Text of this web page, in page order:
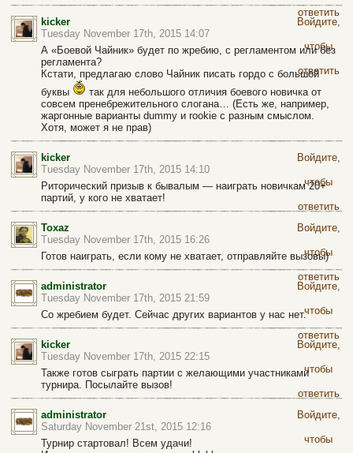
ответить
kicker
Tuesday November 17th, 2015 14:07
Войдите,
чтобы
ответить
А «Боевой Чайник» будет по жребию, с регламентом или без
регламента?
Кстати, предлагаю слово Чайник писать гордо с большой
буквы
так для небольшого отличия боевого новичка от
совсем пренебрежительного слогана… (Есть же, например,
жаргонные варианты dummy и rookie с разным смыслом.
Хотя, может я не прав)
kicker
Tuesday November 17th, 2015 14:10
Войдите,
чтобы
ответить
Риторический призыв к бывалым — наиграть новичкам 20+
партий, у кого не хватает!
Toxaz
Tuesday November 17th, 2015 16:26
Войдите,
чтобы
ответить
Готов наиграть, если кому не хватает, отправляйте вызовы)
administrator
Tuesday November 17th, 2015 21:59
Войдите,
чтобы
ответить
Со жребием будет. Сейчас других вариантов у нас нет.
kicker
Tuesday November 17th, 2015 22:15
Войдите,
чтобы
ответить
Также готов сыграть партии с желающими участниками
турнира. Посылайте вызов!
administrator
Saturday November 21st, 2015 12:16
Войдите,
чтобы
Турнир стартовал! Всем удачи!